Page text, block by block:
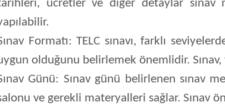
ücretler ve diğer detaylar sınav
Formatı: TELC sınavı, farklı
olduğunu belirlemek önemlidir.
Günü: Sınav günü belirlenen sınav
ve gerekli materyalleri sağlar. Sınav